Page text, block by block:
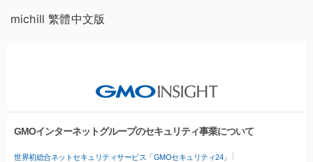
michill 繁體中文版
GMOインターネットグループのセキュリティ事業について
世界初総合ネットセキュリティサービス「GMOセキュリティ24」